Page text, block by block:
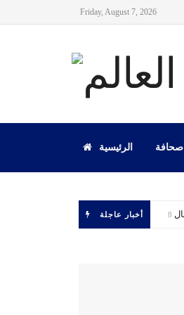
Friday, August 7, 2026
الرئيسية صحافة
أخبار عاجلة